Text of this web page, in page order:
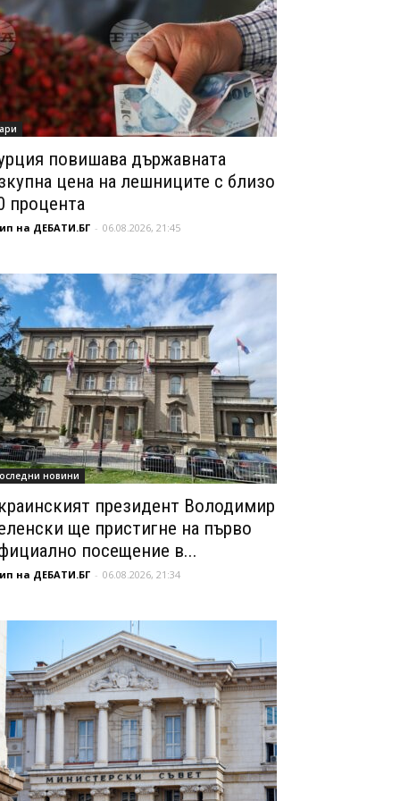
повишава държавната
цена на лешниците с близо
процента
на ДЕБАТИ.БГ - 06.08.2026, 21:45
новини
президент Володимир
ще пристигне на първо
посещение в...
на ДЕБАТИ.БГ - 06.08.2026, 21:34